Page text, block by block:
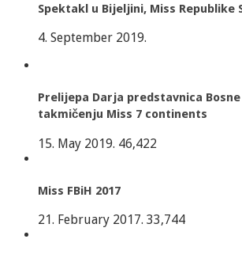
Spektakl u Bijeljini, Miss Republike
4. September 2019.
Prelijepa Darja predstavnica
takmičenju Miss 7 continents
15. May 2019. 46,422
Miss FBiH 2017
21. February 2017. 33,744